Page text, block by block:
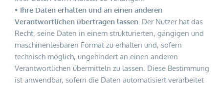
Ihre Daten erhalten und an einen anderen
Verantwortlichen übertragen lassen. Der Nutzer hat das
Recht, seine Daten in einem strukturierten, gängigen und
maschinenlesbaren Format zu erhalten und, sofern
technisch möglich, ungehindert an einen anderen
Verantwortlichen übermitteln zu lassen. Diese Bestimmung
ist anwendbar, sofern die Daten automatisiert verarbeitet